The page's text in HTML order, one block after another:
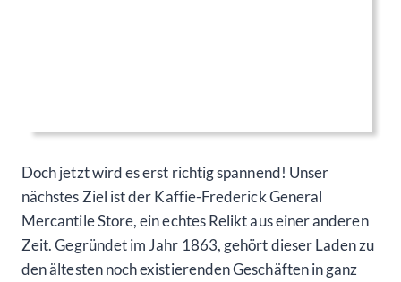
Doch jetzt wird es erst richtig spannend! Unser
nächstes Ziel ist der Kaffie-Frederick General
Mercantile Store, ein echtes Relikt aus einer anderen
Zeit. Gegründet im Jahr 1863, gehört dieser Laden zu
den ältesten noch existierenden Geschäften in ganz